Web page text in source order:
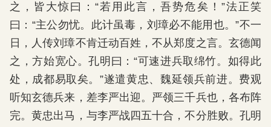
之，皆大惊曰：“若用此言，吾势危矣！”法正笑
曰：“主公勿忧。此计虽毒，刘璋必不能用也。”不一
日，人传刘璋不肯迁动百姓，不从郑度之言。玄德闻
之，方始宽心。孔明曰：“可速进兵取绵竹。如得此
处，成都易取矣。”遂遣黄忠、魏延领兵前进。费观
听知玄德兵来，差李严出迎。严领三千兵也，各布阵
完。黄忠出马，与李严战四五十合，不分胜败。孔明